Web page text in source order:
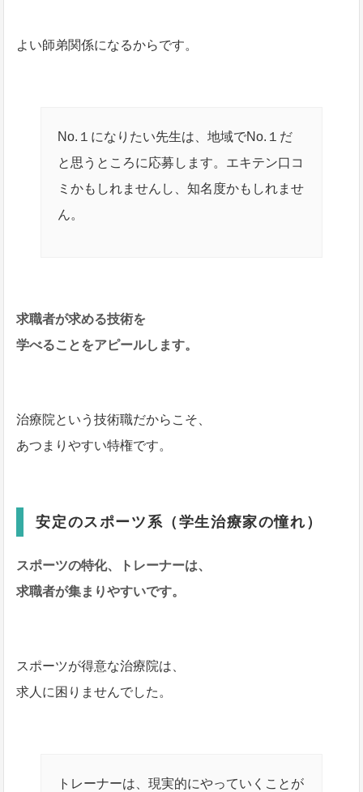
よい師弟関係になるからです。
No.１になりたい先生は、地域でNo.１だ
と思うところに応募します。エキテン口コ
ミかもしれませんし、知名度かもしれませ
ん。
求職者が求める技術を
学べることをアピールします。
治療院という技術職だからこそ、
あつまりやすい特権です。
安定のスポーツ系（学生治療家の憧れ）
スポーツの特化、トレーナーは、
求職者が集まりやすいです。
スポーツが得意な治療院は、
求人に困りませんでした。
トレーナーは、現実的にやっていくことが